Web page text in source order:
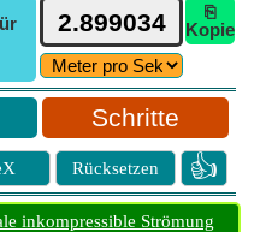
⎘
Kopie
Schritte
Rücksetzen 👍
inkompressible Strömung